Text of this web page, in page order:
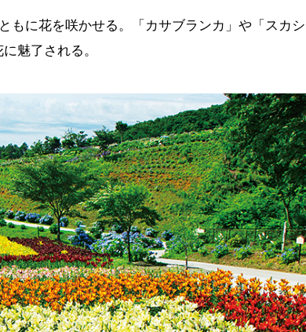
もに花を咲かせる。「カサブランカ」や「スカシ
魅了される。